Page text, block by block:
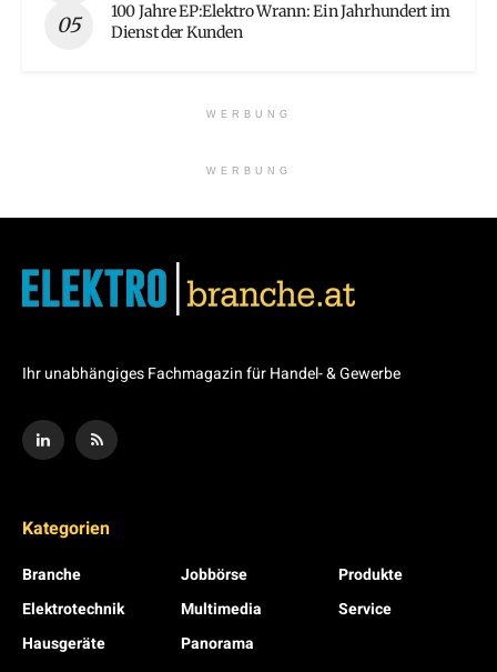
100 Jahre EP:Elektro Wrann: Ein Jahrhundert im
Dienst der Kunden
WERBUNG
WERBUNG
Ihr unabhängiges Fachmagazin für Handel- & Gewerbe
Kategorien
Branche
Elektrotechnik
Hausgeräte
Jobbörse
Multimedia
Panorama
Produkte
Service